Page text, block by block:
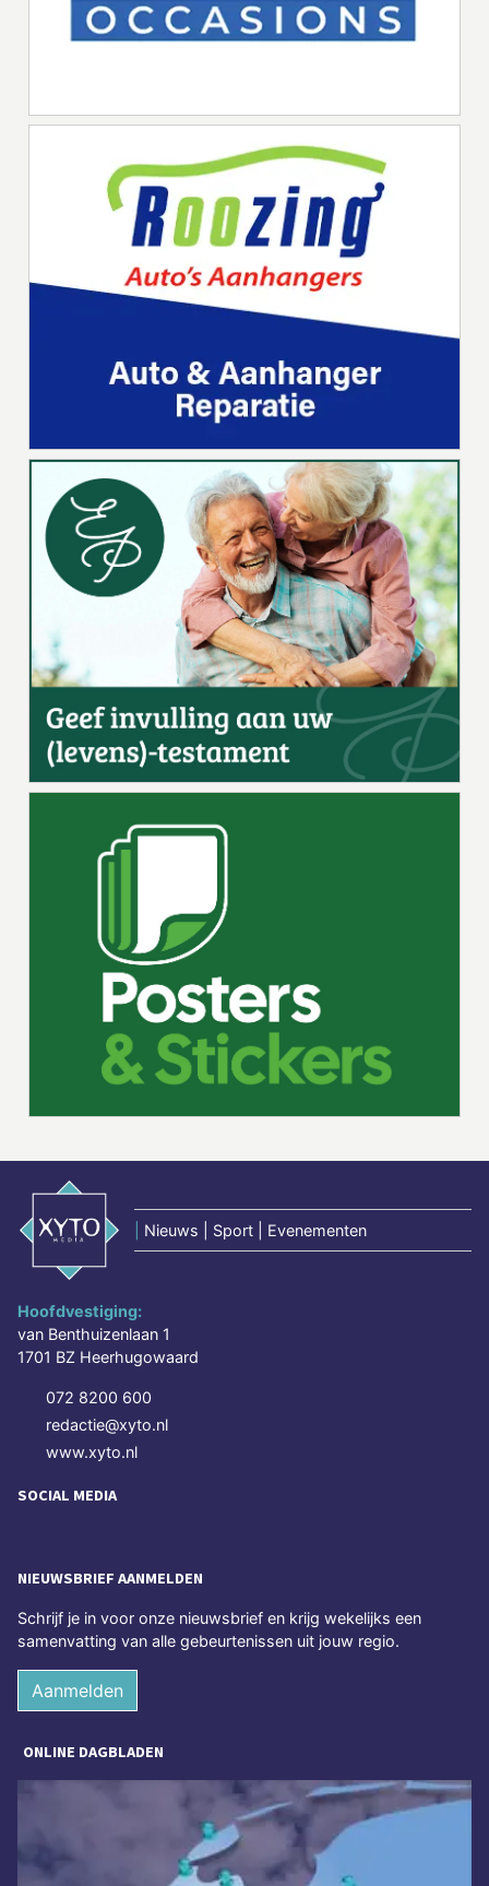
Nieuws | Sport | Evenementen
Hoofdvestiging:
van Benthuizenlaan 1
1701 BZ Heerhugowaard
072 8200 600
redactie@xyto.nl
www.xyto.nl
SOCIAL MEDIA
NIEUWSBRIEF AANMELDEN
Schrijf je in voor onze nieuwsbrief en krijg wekelijks een
samenvatting van alle gebeurtenissen uit jouw regio.
Aanmelden
ONLINE DAGBLADEN